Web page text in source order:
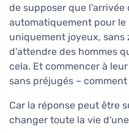
de supposer que
automatiquement pour
uniquement joyeux, sans
d'attendre des hommes
cela. Et commencer à
sans préjugés –
Car la réponse peut être
changer toute la vie